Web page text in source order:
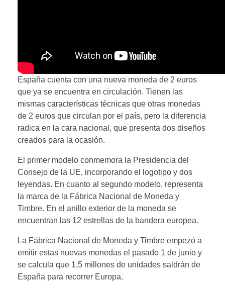
España cuenta con una nueva moneda de 2 euros
que ya se encuentra en circulación. Tienen las
mismas características técnicas que otras monedas
de 2 euros que circulan por el país, pero la diferencia
radica en la cara nacional, que presenta dos diseños
creados para la ocasión.
El primer modelo conmemora la Presidencia del
Consejo de la UE, incorporando el logotipo y dos
leyendas. En cuanto al segundo modelo, representa
la marca de la Fábrica Nacional de Moneda y
Timbre. En el anillo exterior de la moneda se
encuentran las 12 estrellas de la bandera europea.
La Fábrica Nacional de Moneda y Timbre empezó a
emitir estas nuevas monedas el pasado 1 de junio y
se calcula que 1,5 millones de unidades saldrán de
España para recorrer Europa.